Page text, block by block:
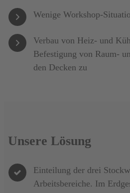
Wenige Workshop-
Verbau von Heiz- und
Befestigung von Raum-
den Decken zu
Unsere Lösung
Einteilung der drei
Arbeitsbereiche. Im